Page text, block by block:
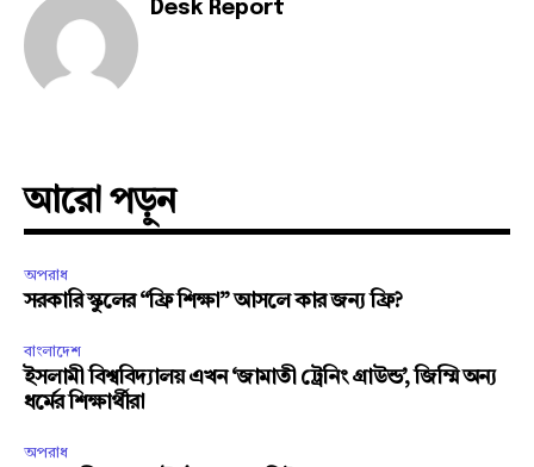
Desk Report
আরো পড়ুন
অপরাধ
সরকারি স্কুলের “ফ্রি শিক্ষা” আসলে কার জন্য ফ্রি?
বাংলাদেশ
ইসলামী বিশ্ববিদ্যালয় এখন ‘জামাতী ট্রেনিং গ্রাউন্ড’, জিম্মি অন্য
ধর্মের শিক্ষার্থীরা
অপরাধ